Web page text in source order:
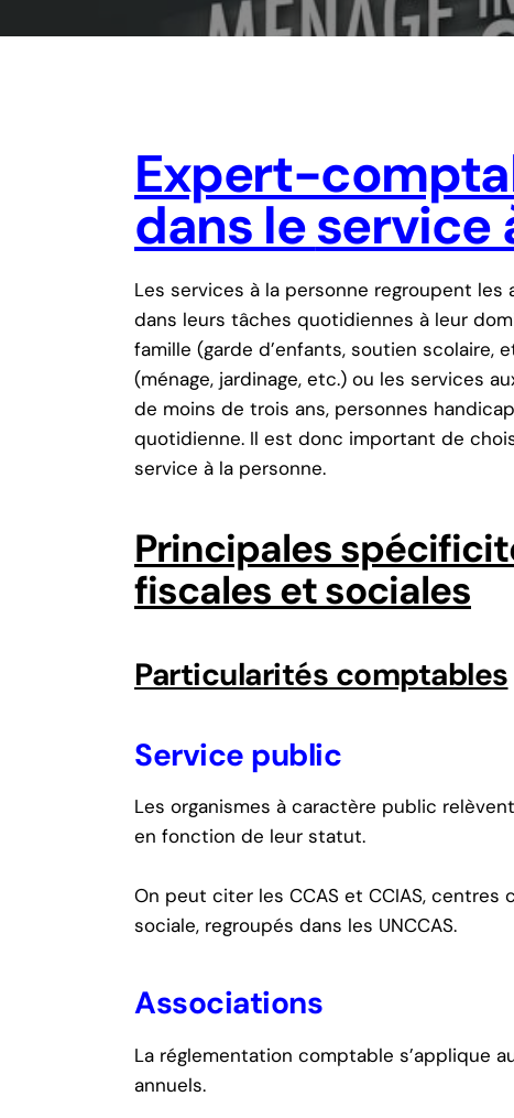
Expert-
dans leservice
Les services à la personne regroupent
dans leurs tâches quotidiennes à leur
famille (garde d’enfants, soutien scolaire,
(ménage, jardinage, etc.) ou les services
de moins de trois ans, personnes
quotidienne. Il est donc important de
service à la personne.
Principales
fiscales et sociales
Particularités comptables
Service public
Les organismes à caractère public
en fonction de leur statut.
On peut citer les CCAS et CCIAS, centres
sociale, regroupés dans les UNCCAS.
Associations
La réglementation comptable s’applique
annuels.